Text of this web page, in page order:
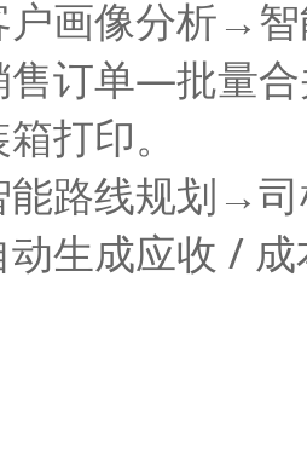
户画像分析→
售订单—批量
打印。
能路线规划→
动生成应收 /